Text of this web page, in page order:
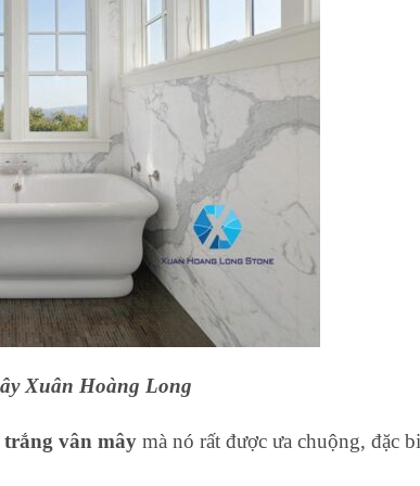
Xuân Hoàng Long
vân mây mà nó rất được ưa chuộng, đặc